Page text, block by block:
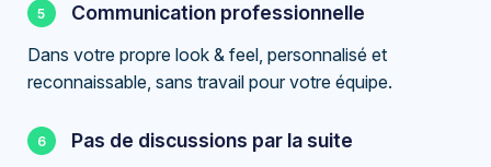
Communication professionnelle
Dans votre propre look & feel, personnalisé et
reconnaissable, sans travail pour votre équipe.
Pas de discussions par la suite